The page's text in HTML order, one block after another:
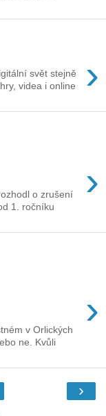
›
svět stejně
videa i online
›
o zrušení
1. ročníku
›
v Orlických
ne. Kvůli
›